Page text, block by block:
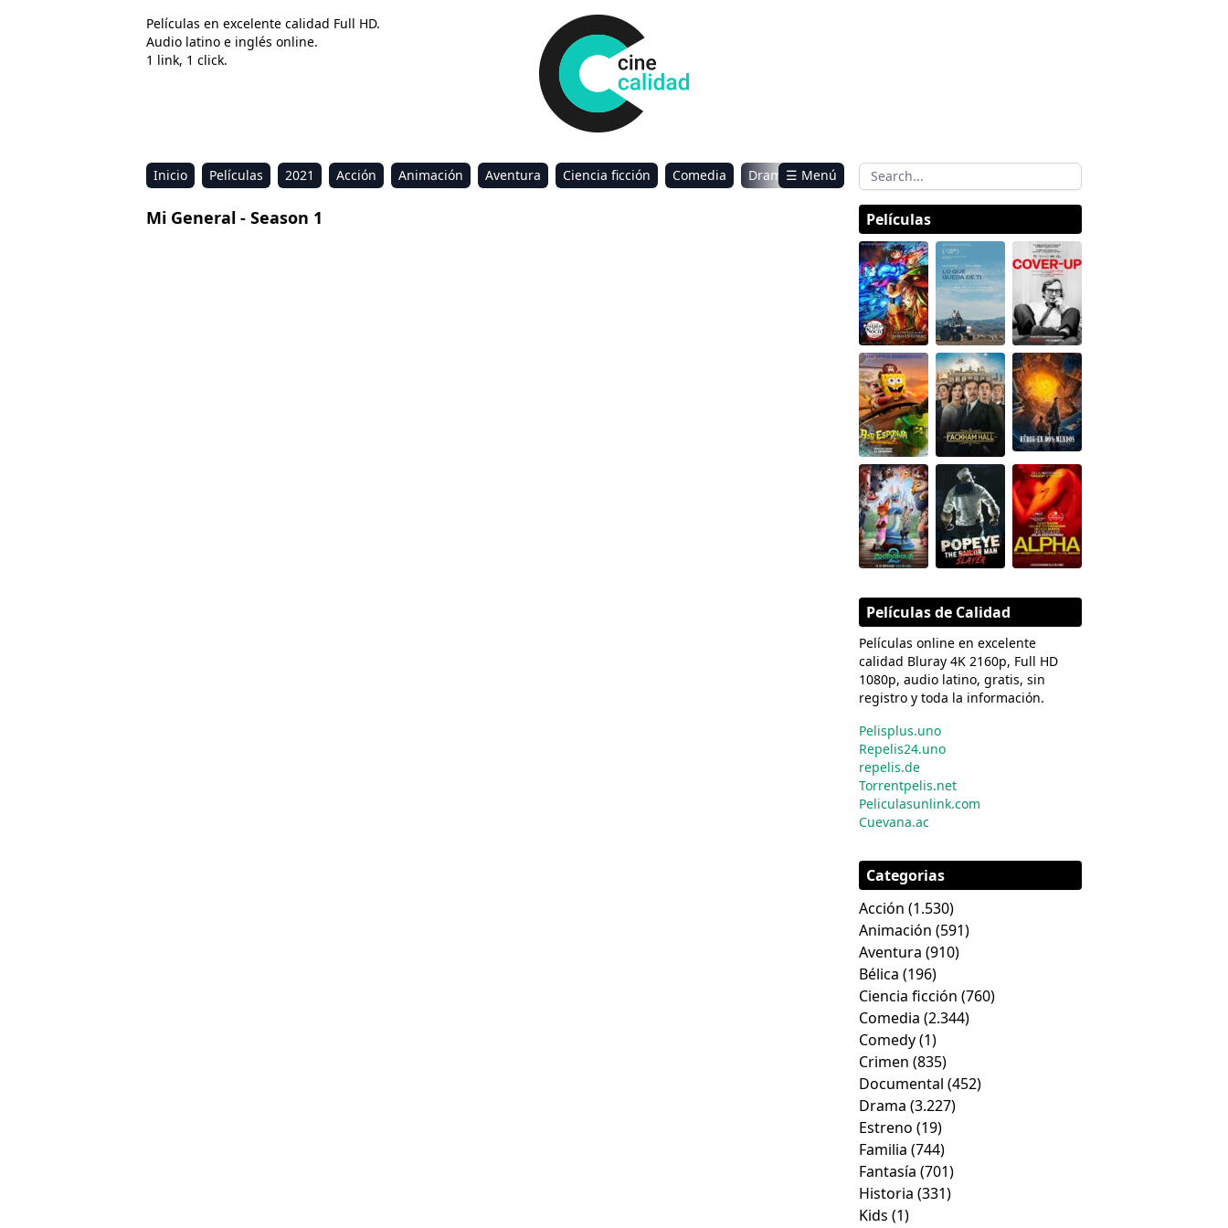
Películas en excelente calidad Full HD.
Audio latino e inglés online.
1 link, 1 click.
Inicio Películas 2021 Acción Animación Aventura Ciencia ficción Comedia
Drama
Estreno
Kids
☰ Menú
Mi General - Season 1 Películas
Películas de Calidad
Películas online en excelente
calidad Bluray 4K 2160p, Full HD
1080p, audio latino, gratis, sin
registro y toda la información.
Pelisplus.uno
Repelis24.uno
repelis.de
Torrentpelis.net
Peliculasunlink.com
Cuevana.ac
Categorias
Acción (1.530)
Animación (591)
Aventura (910)
Bélica (196)
Ciencia ficción (760)
Comedia (2.344)
Comedy(1)
Crimen (835)
Documental (452)
Drama (3.227)
Estreno (19)
Familia (744)
Fantasía (701)
Historia (331)
Kids (1)